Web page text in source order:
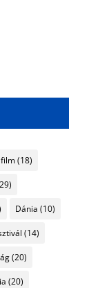
(18)
Dánia (10)
(14)
(20)
(20)